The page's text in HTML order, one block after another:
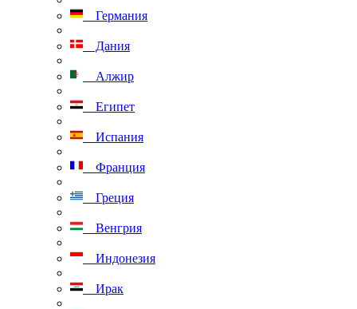
Германия
Дания
Алжир
Египет
Испания
Франция
Греция
Венгрия
Индонезия
Ирак